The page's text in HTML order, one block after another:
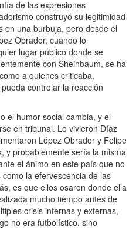
de las expresiones
construyó su legitimidad
en una burbuja, pero desde el
Obrador, cuando lo
lugar público donde se
con Sheinbaum, se ha
a quienes criticaba,
controlar la reacción
el humor social cambia, y el
en tribunal. Lo vivieron Díaz
López Obrador y Felipe
y probablemente sería la misma
el ánimo en este país que no
la efervescencia de las
es que ellos osaron donde ella
mucho tiempo antes de
crisis internas y externas,
no era futbolístico, sino